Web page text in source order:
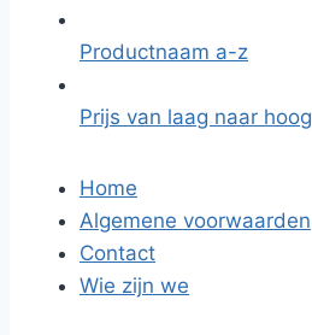
Productnaam a-z
Prijs van laag naar hoog
Home
Algemene voorwaarden
Contact
Wie zijn we